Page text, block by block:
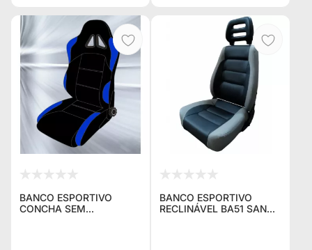
BANCO ESPORTIVO
CONCHA SEM
BANCO ESPORTIVO
RECLINÁVEL BA51 SAN